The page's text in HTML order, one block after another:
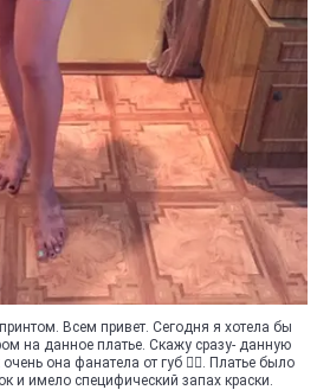
Всем привет. Сегодня я хотела бы
на данное платье. Скажу сразу- данную
она фанатела от губ 🤦‍♀️. Платье было
и имело специфический запах краски.